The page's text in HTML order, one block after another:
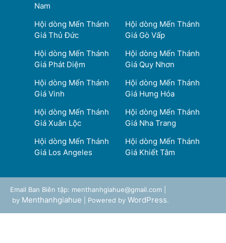
Nam
Hội dòng Mến Thánh
Giá Thủ Đức
Hội dòng Mến Thánh
Giá Gò Vấp
Hội dòng Mến Thánh
Giá Phát Diệm
Hội dòng Mến Thánh
Giá Quy Nhơn
Hội dòng Mến Thánh
Giá Vinh
Hội dòng Mến Thánh
Giá Hưng Hóa
Hội dòng Mến Thánh
Giá Xuân Lộc
Hội dòng Mến Thánh
Giá Nha Trang
Hội dòng Mến Thánh
Giá Los Angeles
Hội dòng Mến Thánh
Giá Khiết Tâm
Email Ban Biên tập: menthanhgiahue@gmail.com |
by Menthanhgiahue | Powered by WordPress.